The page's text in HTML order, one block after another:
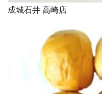
成城石井 高崎店